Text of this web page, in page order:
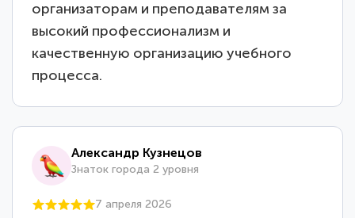
организаторам и преподавателям за
высокий профессионализм и
качественную организацию учебного
процесса.
Александр Кузнецов
Знаток города 2 уровня
7 апреля 2026